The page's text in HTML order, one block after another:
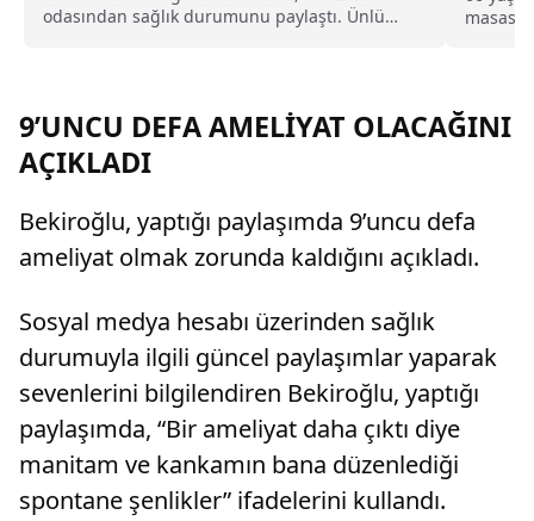
odasından sağlık durumunu paylaştı. Ünlü
9’UNCU DEFA AMELİYAT OLACAĞINI
AÇIKLADI
Bekiroğlu, yaptığı paylaşımda 9’uncu defa
ameliyat olmak zorunda kaldığını açıkladı.
Sosyal medya hesabı üzerinden sağlık
durumuyla ilgili güncel paylaşımlar yaparak
sevenlerini bilgilendiren Bekiroğlu, yaptığı
paylaşımda, “Bir ameliyat daha çıktı diye
manitam ve kankamın bana düzenlediği
spontane şenlikler” ifadelerini kullandı.